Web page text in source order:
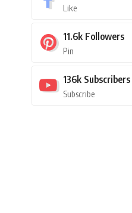
Like
11.6k Followers
Pin
136k Subscribers
Subscribe